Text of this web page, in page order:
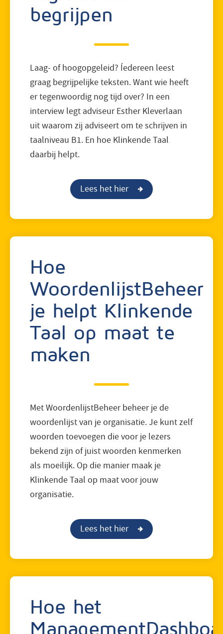
begrijpen
Laag- of hoogopgeleid? Íedereen leest
graag begrijpelijke teksten. Want wie heeft
er tegenwoordig nog tijd over? In een
interview legt adviseur Esther Kleverlaan
uit waarom zij adviseert om te schrijven in
taalniveau B1. En hoe Klinkende Taal
daarbij helpt.
Lees het hier
Hoe
WoordenlijstBeheer
je helpt Klinkende
Taal op maat te
maken
Met WoordenlijstBeheer beheer je de
woordenlijst van je organisatie. Je kunt zelf
woorden toevoegen die voor je lezers
bekend zijn of juist woorden kenmerken
als moeilijk. Op die manier maak je
Klinkende Taal op maat voor jouw
organisatie.
Lees het hier
Hoe het